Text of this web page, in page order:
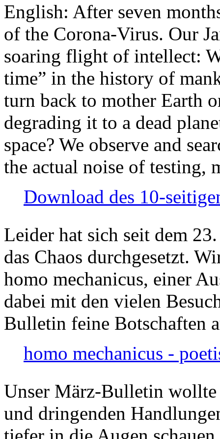
English: After seven
of the Corona-Virus. Our
soaring flight of intellect:
time” in the history of
turn back to mother Earth
degrading it to a dead
space? We observe and
the actual noise of testing,
Download des 10-
Leider hat sich seit dem
das Chaos durchgesetzt.
homo mechanicus, einer
dabei mit den vielen
Bulletin feine Botschaften
homo mechanicus -
Unser März-Bulletin
und dringenden